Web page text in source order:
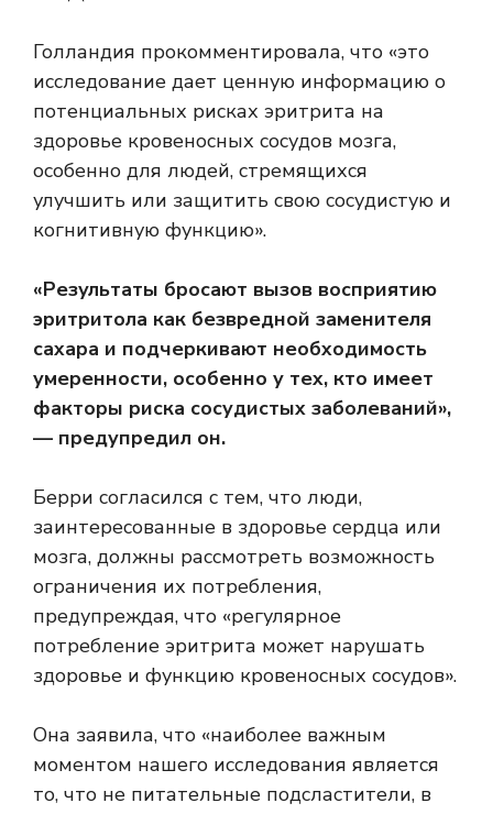
Голландия прокомментировала, что «это
исследование дает ценную информацию о
потенциальных рисках эритрита на
здоровье кровеносных сосудов мозга,
особенно для людей, стремящихся
улучшить или защитить свою сосудистую и
когнитивную функцию».
«Результаты бросают вызов восприятию
эритритола как безвредной заменителя
сахара и подчеркивают необходимость
умеренности, особенно у тех, кто имеет
факторы риска сосудистых заболеваний»,
— предупредил он.
Берри согласился с тем, что люди,
заинтересованные в здоровье сердца или
мозга, должны рассмотреть возможность
ограничения их потребления,
предупреждая, что «регулярное
потребление эритрита может нарушать
здоровье и функцию кровеносных сосудов».
Она заявила, что «наиболее важным
моментом нашего исследования является
то, что не питательные подсластители, в